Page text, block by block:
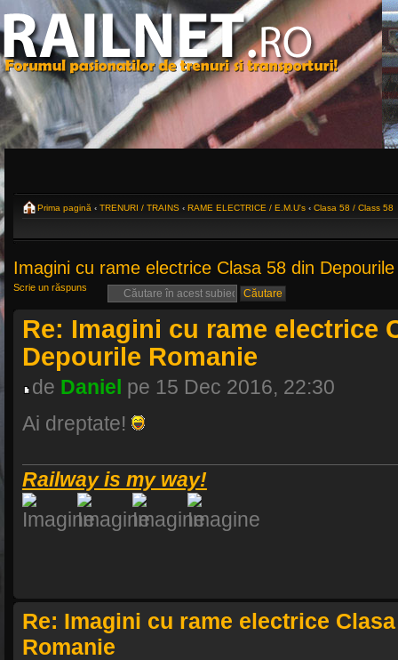
Prima pagină ‹ TRENURI / TRAINS ‹ RAME ELECTRICE / E.M.U's ‹ Clasa 58 / Class 58
Imagini cu rame electrice Clasa 58 din
Scrie un răspuns
Re: Imagini cu rame electrice
Depourile Romanie
de Daniel pe 15 Dec 2016, 22:30
Ai dreptate!
Railway is my way!
Re: Imagini cu rame electrice
Romanie